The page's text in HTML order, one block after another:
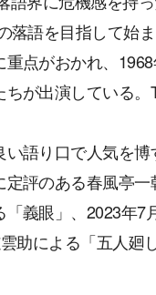
語を目指して始
点がおかれ、
が出演している
語り口で人気を
評のある春風亭
義眼」、2023年7
助による「五人廻